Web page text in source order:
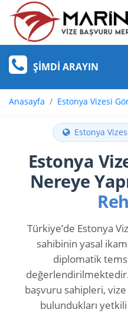
ŞIMDI ARAYIN
Anasayfa Estonya Vizesi
Estonya
Estonya
Nereye
Türkiye’de Estonya
sahibinin yasal
diplomatik
başvuru sahipleri,
bulundukları